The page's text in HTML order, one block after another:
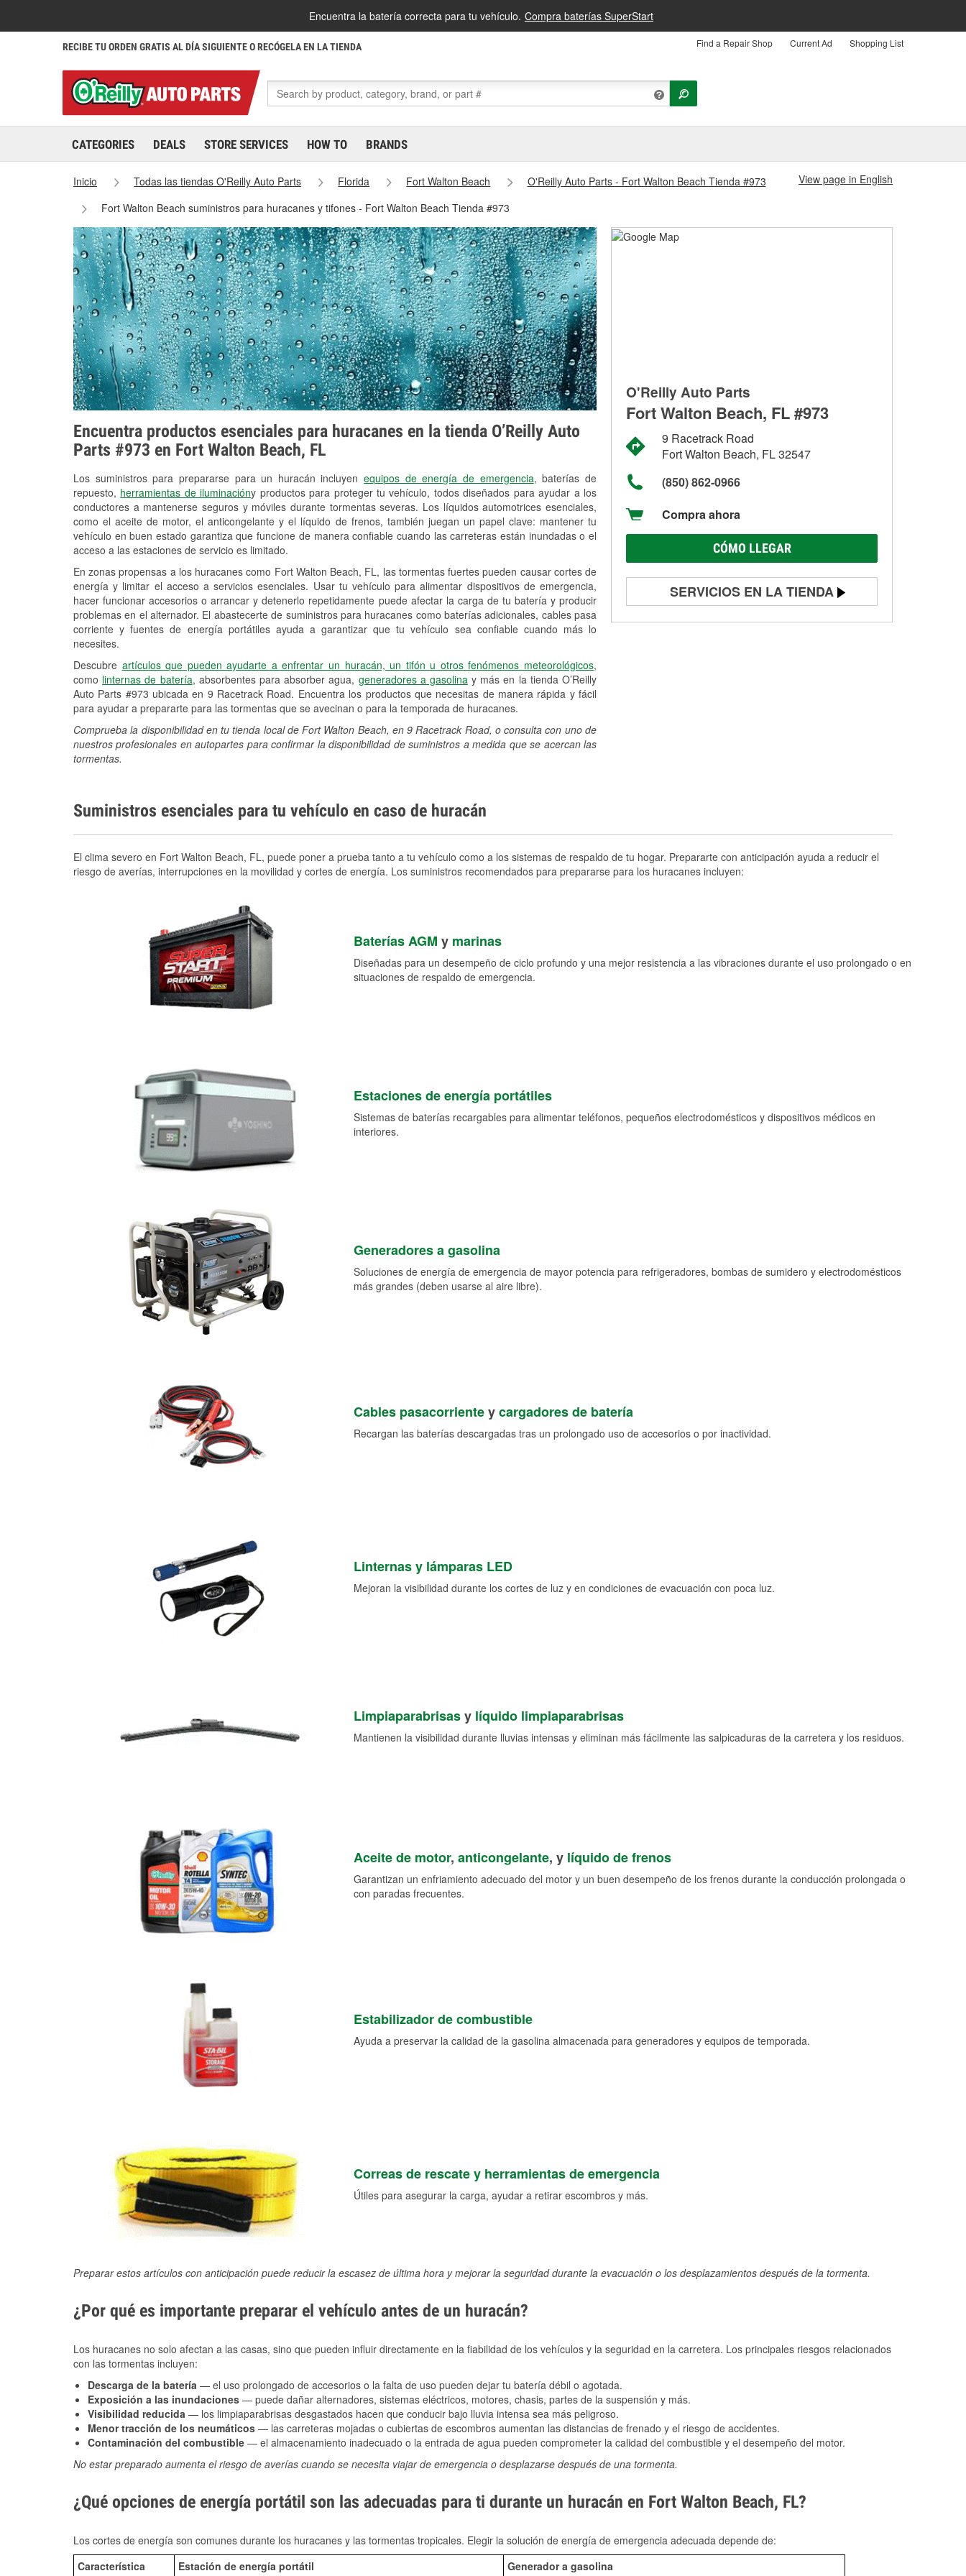
Encuentra la batería correcta para tu vehículo. Compra baterías SuperStart
RECIBE TU ORDEN GRATIS AL DÍA SIGUIENTE O RECÓGELA EN LA TIENDA Find a Repair Shop Current Ad Shopping List
CATEGORIES DEALS STORE SERVICES HOW TO BRANDS
Inicio Todas las tiendas O'Reilly Auto Parts Florida Fort Walton Beach
O'Reilly Auto Parts - Fort Walton Beach Tienda #973
Fort Walton Beach suministros para huracanes y tifones - Fort Walton Beach Tienda #973
View page in English
Encuentra productos esenciales para huracanes en la tienda O’Reilly Auto
Parts #973 en Fort Walton Beach, FL
Los suministros para prepararse para un huracán incluyenequipos de energía de emergencia, baterías de
repuesto, herramientas de iluminacióny productos para proteger tu vehículo, todos diseñados para ayudar a los
conductores a mantenerse seguros y móviles durante tormentas severas. Los líquidos automotrices esenciales,
como el aceite de motor, el anticongelante y el líquido de frenos, también juegan un papel clave: mantener tu
vehículo en buen estado garantiza que funcione de manera confiable cuando las carreteras están inundadas o el
acceso a las estaciones de servicio es limitado.
En zonas propensas a los huracanes como Fort Walton Beach, FL, las tormentas fuertes pueden causar cortes de
energía y limitar el acceso a servicios esenciales. Usar tu vehículo para alimentar dispositivos de emergencia,
hacer funcionar accesorios o arrancar y detenerlo repetidamente puede afectar la carga de tu batería y producir
problemas en el alternador. El abastecerte de suministros para huracanes como baterías adicionales, cables pasa
corriente y fuentes de energía portátiles ayuda a garantizar que tu vehículo sea confiable cuando más lo
necesites.
Descubre artículos que pueden ayudarte a enfrentar un huracán, un tifón u otros fenómenos meteorológicos,
como linternas de batería, absorbentes para absorber agua, generadores a gasolinay más en la tienda O’Reilly
Auto Parts #973 ubicada en 9 Racetrack Road. Encuentra los productos que necesitas de manera rápida y fácil
para ayudar a prepararte para las tormentas que se avecinan o para la temporada de huracanes.
Comprueba la disponibilidad en tu tienda local de Fort Walton Beach, en 9 Racetrack Road, o consulta con uno de
nuestros profesionales en autopartes para confirmar la disponibilidad de suministros a medida que se acercan las
tormentas.
O'Reilly Auto Parts
Fort Walton Beach, FL #973
9 Racetrack Road
Fort Walton Beach, FL 32547
(850) 862-0966
Compra ahora
CÓMO LLEGAR
SERVICIOS EN LA TIENDA
Prueba de batería
Suministros esenciales para tu vehículo en caso de huracán
El clima severo en Fort Walton Beach, FL, puede poner a prueba tanto a tu vehículo como a los sistemas de respaldo de tu hogar. Prepararte con anticipación ayuda a reducir el
riesgo de averías, interrupciones en la movilidad y cortes de energía. Los suministros recomendados para prepararse para los huracanes incluyen:
Baterías AGM y marinas
Diseñadas para un desempeño de ciclo profundo y una mejor resistencia a las vibraciones durante el uso prolongado o en
situaciones de respaldo de emergencia.
Estaciones de energía portátiles
Sistemas de baterías recargables para alimentar teléfonos, pequeños electrodomésticos y dispositivos médicos en
interiores.
Generadores a gasolina
Soluciones de energía de emergencia de mayor potencia para refrigeradores, bombas de sumidero y electrodomésticos
más grandes (deben usarse al aire libre).
Cables pasacorrienteycargadores de batería
Recargan las baterías descargadas tras un prolongado uso de accesorios o por inactividad.
Linternas y lámparas LED
Mejoran la visibilidad durante los cortes de luz y en condiciones de evacuación con poca luz.
Limpiaparabrisasy líquido limpiaparabrisas
Mantienen la visibilidad durante lluvias intensas y eliminan más fácilmente las salpicaduras de la carretera y los residuos.
Aceite de motor, anticongelante, y líquido de frenos
Garantizan un enfriamiento adecuado del motor y un buen desempeño de los frenos durante la conducción prolongada o
con paradas frecuentes.
Estabilizador de combustible
Ayuda a preservar la calidad de la gasolina almacenada para generadores y equipos de temporada.
Correas de rescate y herramientas de emergencia
Útiles para asegurar la carga, ayudar a retirar escombros y más.
Preparar estos artículos con anticipación puede reducir la escasez de última hora y mejorar la seguridad durante la evacuación o los desplazamientos después de la tormenta.
¿Por qué es importante preparar el vehículo antes de un huracán?
Los huracanes no solo afectan a las casas, sino que pueden influir directamente en la fiabilidad de los vehículos y la seguridad en la carretera. Los principales riesgos relacionados
con las tormentas incluyen:
Descarga de la batería — el uso prolongado de accesorios o la falta de uso pueden dejar tu batería débil o agotada.
Exposición a las inundaciones — puede dañar alternadores, sistemas eléctricos, motores, chasis, partes de la suspensión y más.
Visibilidad reducida — los limpiaparabrisas desgastados hacen que conducir bajo lluvia intensa sea más peligroso.
Menor tracción de los neumáticos — las carreteras mojadas o cubiertas de escombros aumentan las distancias de frenado y el riesgo de accidentes.
Contaminación del combustible — el almacenamiento inadecuado o la entrada de agua pueden comprometer la calidad del combustible y el desempeño del motor.
No estar preparado aumenta el riesgo de averías cuando se necesita viajar de emergencia o desplazarse después de una tormenta.
¿Qué opciones de energía portátil son las adecuadas para ti durante un huracán en Fort Walton Beach, FL?
Los cortes de energía son comunes durante los huracanes y las tormentas tropicales. Elegir la solución de energía de emergencia adecuada depende de:
Característica
Estación de energía portátil Generador a gasolina